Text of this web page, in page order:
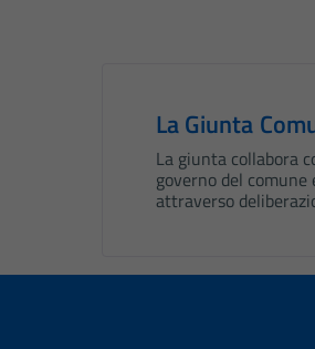
La Giunta
La giunta collabora
governo del comune
attraverso